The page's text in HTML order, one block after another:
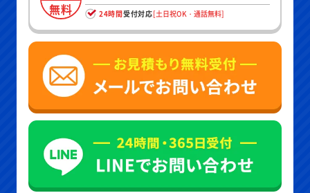
無料 24時間受付対応[土日祝OK・通話無料]